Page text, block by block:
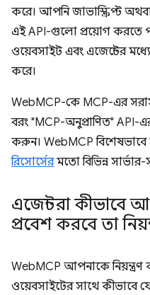
করে। আপনি জাভাস্ক্রিপ্ট
এই API-গুলো প্রয়োগ করতে
ওয়েবসাইট এবং এজেন্টের
করে।
WebMCP-কে MCP-এর
বরং "MCP-অনুপ্রাণিত" API-
করুন। WebMCP বিশেষভাবে
রিসোর্সেরমতো বিভিন্ন
এজেন্টরা কীভাবে
প্রবেশ করবে তা
WebMCP আপনাকে
ওয়েবসাইটের সাথে কীভাবে